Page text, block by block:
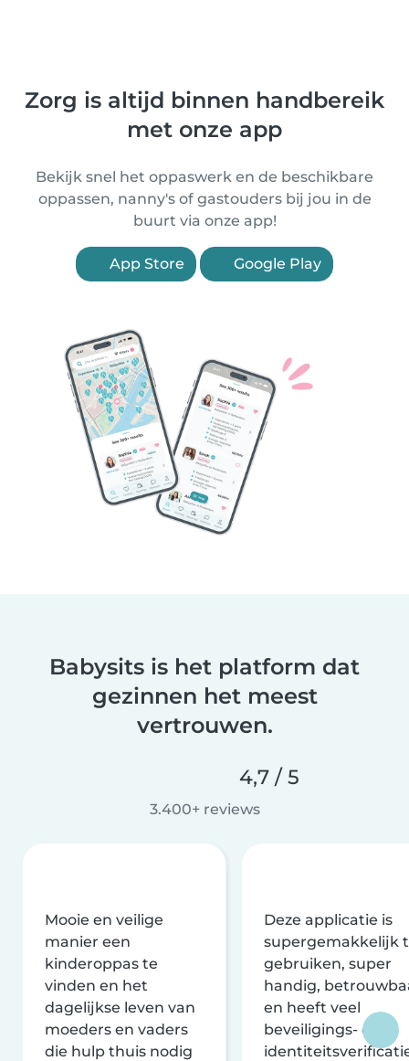
Zorg is altijd binnen handbereik
met onze app
Bekijk snel het oppaswerk en de beschikbare
oppassen, nanny's of gastouders bij jou in de
buurt via onze app!
App Store Google Play
Babysits is het platform dat
gezinnen het meest
vertrouwen.
4,7 / 5
3.400+ reviews
Mooie en veilige
manier een
kinderoppas te
vinden en het
dagelijkse leven van
moeders en vaders
die hulp thuis nodig
Deze applicatie is
supergemakkelijk
gebruiken, super
handig,
en heeft veel
beveiligings- en